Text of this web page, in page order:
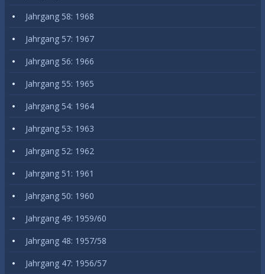
Jahrgang 58: 1968
Jahrgang 57: 1967
Jahrgang 56: 1966
Jahrgang 55: 1965
Jahrgang 54: 1964
Jahrgang 53: 1963
Jahrgang 52: 1962
Jahrgang 51: 1961
Jahrgang 50: 1960
Jahrgang 49: 1959/60
Jahrgang 48: 1957/58
Jahrgang 47: 1956/57